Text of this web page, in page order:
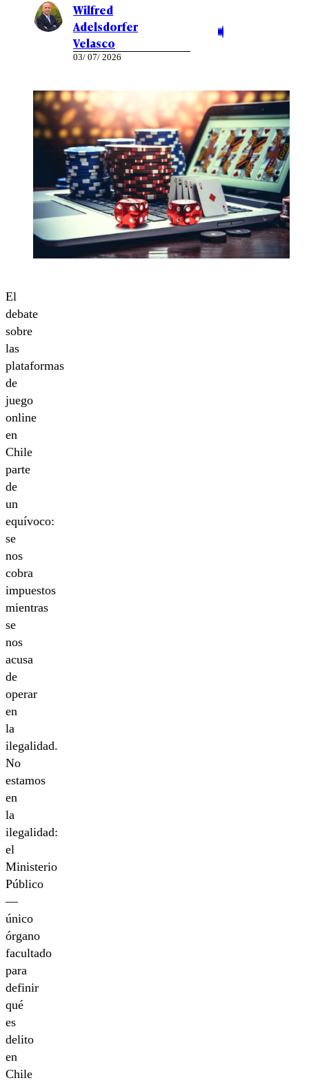
Wilfred
Adelsdorfer
Velasco
03/ 07/ 2026
El
debate
sobre
las
plataformas
de
juego
online
en
Chile
parte
de
un
equívoco:
se
nos
cobra
impuestos
mientras
se
nos
acusa
de
operar
en
la
ilegalidad.
No
estamos
en
la
ilegalidad:
el
Ministerio
Público
—
único
órgano
facultado
para
definir
qué
es
delito
en
Chile